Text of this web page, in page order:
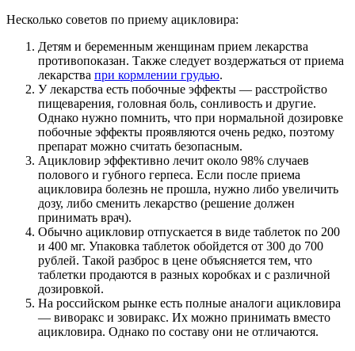
Несколько советов по приему ацикловира:
Детям и беременным женщинам прием лекарства
противопоказан. Также следует воздержаться от приема
лекарства при кормлении грудью.
У лекарства есть побочные эффекты — расстройство
пищеварения, головная боль, сонливость и другие.
Однако нужно помнить, что при нормальной дозировке
побочные эффекты проявляются очень редко, поэтому
препарат можно считать безопасным.
Ацикловир эффективно лечит около 98% случаев
полового и губного герпеса. Если после приема
ацикловира болезнь не прошла, нужно либо увеличить
дозу, либо сменить лекарство (решение должен
принимать врач).
Обычно ацикловир отпускается в виде таблеток по 200
и 400 мг. Упаковка таблеток обойдется от 300 до 700
рублей. Такой разброс в цене объясняется тем, что
таблетки продаются в разных коробках и с различной
дозировкой.
На российском рынке есть полные аналоги ацикловира
— виворакс и зовиракс. Их можно принимать вместо
ацикловира. Однако по составу они не отличаются.